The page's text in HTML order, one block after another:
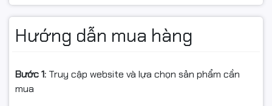
dàng lắp đặt
Mainboard MSI PRO H610M-E DDR4 sở hữu kích thước
case máy tính phổ biến hiện nay. Thiết kế thuộc dòng
MSI PRO Series mang phong cách tối giản, hiện đại và
Hướng dẫn mua hàng
Bước 1: Truy cập website và lựa chọn sản phẩm cần
mua